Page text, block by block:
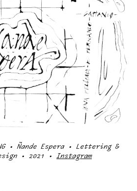
• Ñande Espera • Lettering &
• 2021 • Instagram